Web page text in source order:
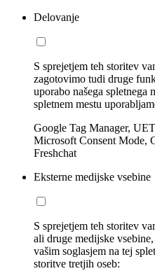
Delovanje
S sprejetjem teh storitev
zagotovimo tudi druge
uporabo našega spletnega
spletnem mestu
Google Tag Manager,
Microsoft Consent Mode,
Freshchat
Eksterne medijske vsebine
S sprejetjem teh storitev
ali druge medijske
vašim soglasjem na tej
storitve tretjih oseb: